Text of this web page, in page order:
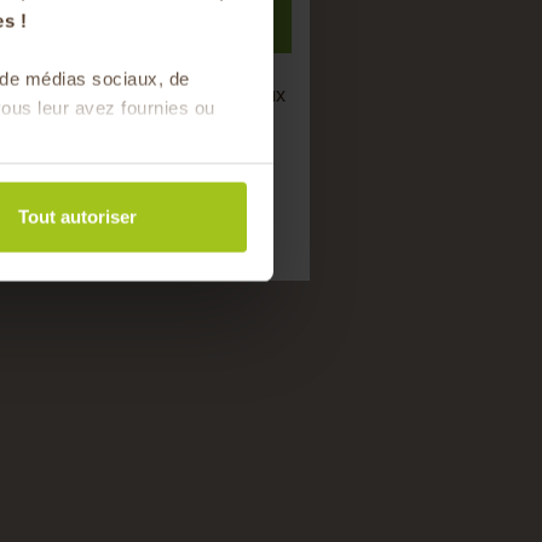
!
médias sociaux, de
leur avez fournies ou
Tout autoriser
de bons produits locaux
!